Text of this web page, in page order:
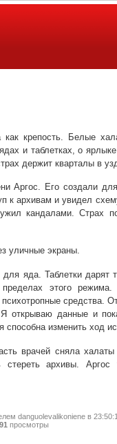
крепость. Белые
и таблетках, о ярлыке
держит кварталы в
Аргос. Его создали
к архивам и увидел
кандалами. Страх
уличные экраны.
яда. Таблетки дарят
этого режима.
средства.
открываю данные и
способна изменить ход
врачей сняла
стереть архивы.
danguolevalikonieneв
91 просмотры